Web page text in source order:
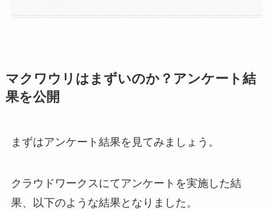
マクワウリはまずいのか？アンケート結
果を公開
まずはアンケート結果を見てみましょう。
クラウドワークスにてアンケートを実施した結
果、以下のような結果となりました。